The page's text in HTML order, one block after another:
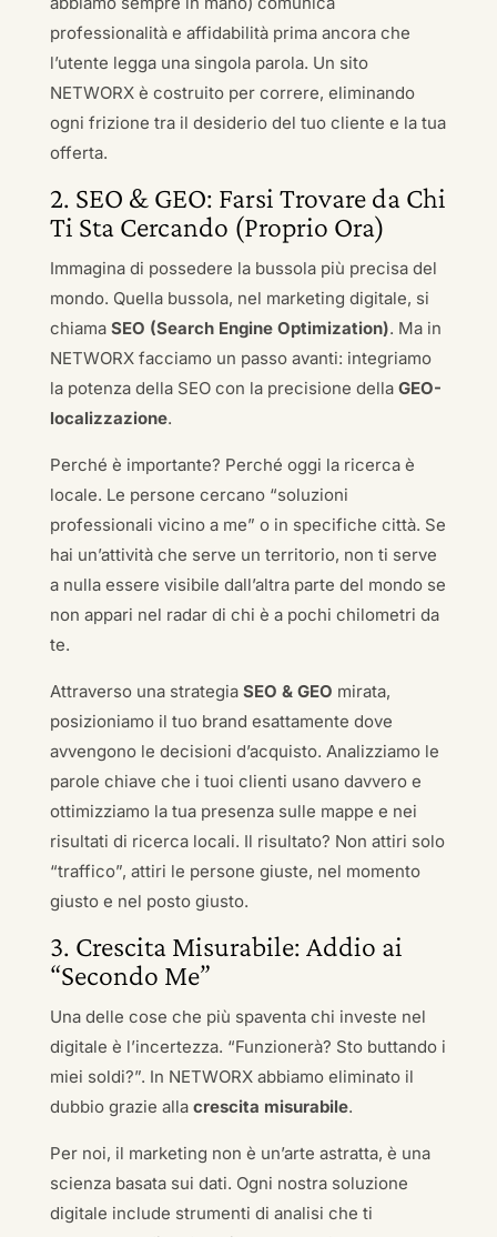
professionalità e affidabilità prima ancora che
l’utente legga una singola parola. Un sito
NETWORX è costruito per correre, eliminando
ogni frizione tra il desiderio del tuo cliente e la tua
offerta.
2. SEO & GEO: Farsi Trovare da Chi
Ti Sta Cercando (Proprio Ora)
Immagina di possedere la bussola più precisa del
mondo. Quella bussola, nel marketing digitale, si
chiama SEO (Search Engine Optimization). Ma in
NETWORX facciamo un passo avanti: integriamo
la potenza della SEO con la precisione della GEO-
localizzazione.
Perché è importante? Perché oggi la ricerca è
locale. Le persone cercano “soluzioni
professionali vicino a me” o in specifiche città. Se
hai un’attività che serve un territorio, non ti serve
a nulla essere visibile dall’altra parte del mondo se
non appari nel radar di chi è a pochi chilometri da
te.
Attraverso una strategia SEO & GEO mirata,
posizioniamo il tuo brand esattamente dove
avvengono le decisioni d’acquisto. Analizziamo le
parole chiave che i tuoi clienti usano davvero e
ottimizziamo la tua presenza sulle mappe e nei
risultati di ricerca locali. Il risultato? Non attiri solo
“traffico”, attiri le persone giuste, nel momento
giusto e nel posto giusto.
3. Crescita Misurabile: Addio ai
“Secondo Me”
Una delle cose che più spaventa chi investe nel
digitale è l’incertezza. “Funzionerà? Sto buttando i
miei soldi?”. In NETWORX abbiamo eliminato il
dubbio grazie alla crescita misurabile.
Per noi, il marketing non è un’arte astratta, è una
scienza basata sui dati. Ogni nostra soluzione
digitale include strumenti di analisi che ti